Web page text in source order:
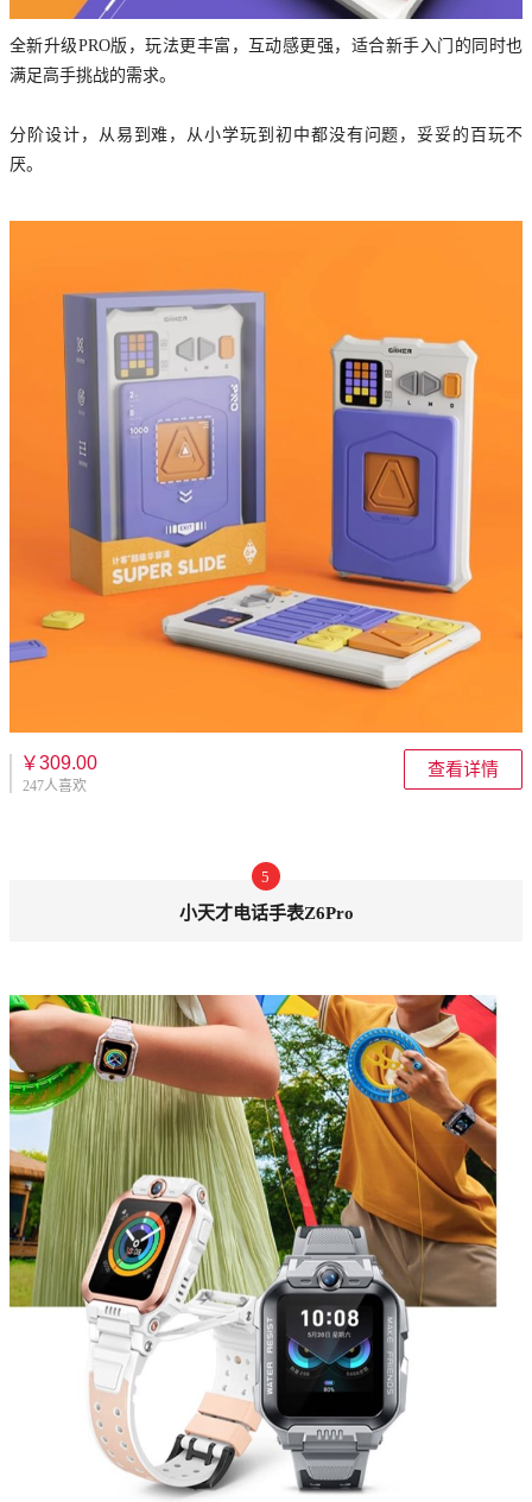
全新升级PRO版，玩法更丰富，互动感更强，适合新手入门的同时也
满足高手挑战的需求。
分阶设计，从易到难，从小学玩到初中都没有问题，妥妥的百玩不
厌。
￥309.00
247人喜欢
查看详情
5
小天才电话手表Z6Pro